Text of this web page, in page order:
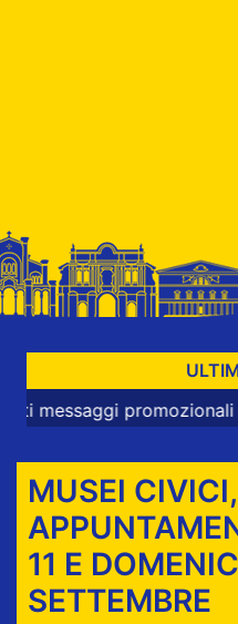
promozionali e
MUSEI
11 E
SETTEMBRE